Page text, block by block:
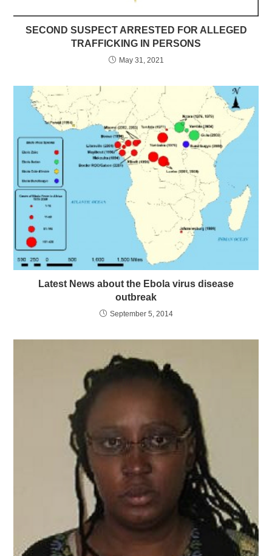
SECOND SUSPECT ARRESTED FOR ALLEGED
TRAFFICKING IN PERSONS
May 31, 2021
Latest News about the Ebola virus disease
outbreak
September 5, 2014